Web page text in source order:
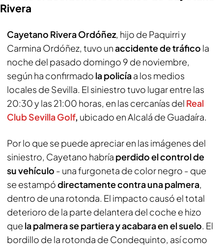
Rivera
Cayetano Rivera Ordóñez, hijo de Paquirri y
Carmina Ordóñez, tuvo unaccidente de tráfico la
noche del pasado domingo 9 de noviembre,
según ha confirmado la policíaa los medios
locales de Sevilla. El siniestro tuvo lugar entre las
20:30 y las 21:00 horas, en las cercanías del Real
Club Sevilla Golf, ubicado en Alcalá de Guadaíra.
Por lo que se puede apreciar en las imágenes del
siniestro, Cayetano habría perdido el control de
su vehículo - una furgoneta de color negro - que
se estampódirectamente contra una palmera,
dentro de una rotonda. El impacto causó el total
deterioro de la parte delantera del coche e hizo
que la palmera se partiera y acabara en el suelo. El
bordillo de la rotonda de Condequinto, así como